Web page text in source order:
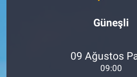
Güneşli
09 Ağustos
09:00